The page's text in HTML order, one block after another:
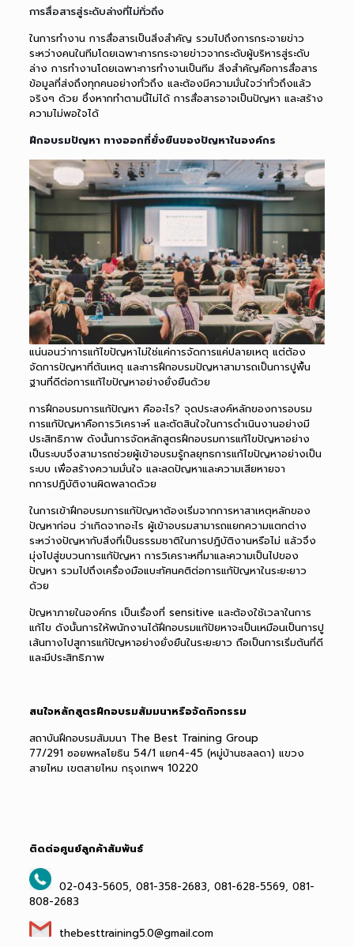
การสื่อสารสู่ระดับล่างที่ไม่ทั่วถึง
ในการทำงาน การสื่อสารเป็นสิ่งสำคัญ รวมไปถึงการกระจายข่าว
ระหว่างคนในทีมโดยเฉพาะการกระจายข่าวจากระดับผู้บริหารสู่ระดับ
ล่าง การทำงานโดยเฉพาะการทำงานเป็นทีม สิ่งสำคัญคือการสื่อสาร
ข้อมูลที่ส่งถึงทุกคนอย่างทั่วถึง และต้องมีความมั่นใจว่าทั่วถึงแล้ว
จริงๆ ด้วย ซึ่งหากทำตามนี้ไม่ได้ การสื่อสารอาจเป็นปัญหา และสร้าง
ความไม่พอใจได้
ฝึกอบรมปัญหา ทางออกที่ยั่งยืนของปัญหาในองค์กร
แน่นอนว่าการแก้ไขปัญหาไม่ใช่แค่การจัดการแค่ปลายเหตุ แต่ต้อง
จัดการปัญหาที่ต้นเหตุ และการฝึกอบรมปัญหาสามารถเป็นการปูพื้น
ฐานที่ดีต่อการแก้ไขปัญหาอย่างยั่งยืนด้วย
การฝึกอบรมการแก้ปัญหา คืออะไร? จุดประสงค์หลักของการอบรม
การแก้ปัญหาคือการวิเคราะห์ และตัดสินใจในการดำเนินงานอย่างมี
ประสิทธิภาพ ดังนั้นการจัดหลักสูตรฝึกอบรมการแก้ไขปัญหาอย่าง
เป็นระบบจึงสามารถช่วยผู้เข้าอบรมรู้กลยุทธการแก้ไขปัญหาอย่างเป็น
ระบบ เพื่อสร้างความมั่นใจ และลดปัญหาและความเสียหายจา
กการปฎิบัติงานผิดพลาดด้วย
ในการเข้าฝึกอบรมการแก้ปัญหาต้องเริ่มจากการหาสาเหตุหลักของ
ปัญหาก่อน ว่าเกิดจากอะไร ผู้เข้าอบรมสามารถแยกความแตกต่าง
ระหว่างปัญหากับสิ่งที่เป็นธรรมชาติในการปฎิบัติงานหรือไม่ แล้วจึง
มุ่งไปสู่ขบวนการแก้ปัญหา การวิเคราะหที่มาและความเป็นไปของ
ปัญหา รวมไปถึงเครื่องมือแบะทัศนคติต่อการแก้ปัญหาในระยะยาว
ด้วย
ปัญหาภายในองค์กร เป็นเรื่องที่ sensitive และต้องใช้เวลาในการ
แก้ไข ดังนั้นการให้พนักงานได้ฝึกอบรมแก้ปัยหาจะเป็นเหมือนเป็นการปู
เส้นทางไปสูการแก้ปัญหาอย่างยั่งยืนในระยะยาว ถือเป็นการเริ่มต้นที่ดี
และมีประสิทธิภาพ
สนใจหลักสูตรฝึกอบรมสัมมนาหรือจัดกิจกรรม
สถาบันฝึกอบรมสัมมนา The Best Training Group
77/291 ซอยพหลโยธิน 54/1 แยก4-45 (หมู่บ้านชลลดา) แขวง
สายไหม เขตสายไหม กรุงเทพฯ 10220
ติดต่อศูนย์ลูกค้าสัมพันธ์
02-043-5605, 081-358-2683, 081-628-5569, 081-
808-2683
thebesttraining5.0@gmail.com